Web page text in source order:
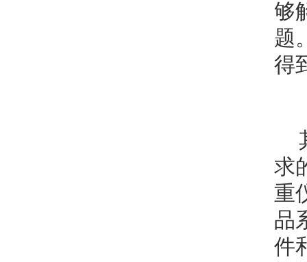
够
题
得
求
重
品
件